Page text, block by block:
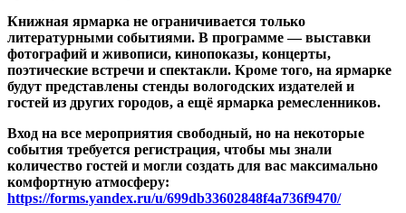
Книжная ярмарка не ограничивается только
литературными событиями. В программе — выставки
фотографий и живописи, кинопоказы, концерты,
поэтические встречи и спектакли. Кроме того, на ярмарке
будут представлены стенды вологодских издателей и
гостей из других городов, а ещё ярмарка ремесленников.
Вход на все мероприятия свободный, но на некоторые
события требуется регистрация, чтобы мы знали
количество гостей и могли создать для вас максимально
комфортную атмосферу:
https://forms.yandex.ru/u/699db33602848f4a736f9470/